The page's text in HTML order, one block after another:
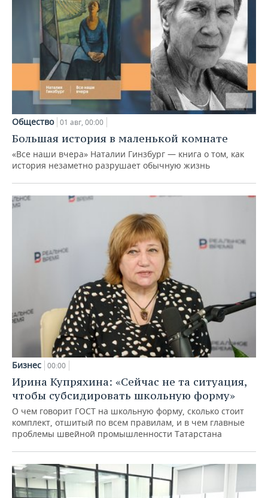
Общество 01 авг, 00:00
Большая история в маленькой комнате
«Все наши вчера» Наталии Гинзбург — книга о том, как
история незаметно разрушает обычную жизнь
Бизнес 00:00
Ирина Купряхина: «Сейчас не та ситуация,
чтобы субсидировать школьную форму»
О чем говорит ГОСТ на школьную форму, сколько стоит
комплект, отшитый по всем правилам, и в чем главные
проблемы швейной промышленности Татарстана